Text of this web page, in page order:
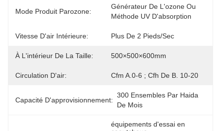
Mode Produit Parozone:
Générateur De L'ozone Ou
Méthode UV D'absorption
Vitesse D'air Intérieure: Plus De 2 Pieds/sec
À L'intérieur De La Taille: 500×500×600mm
Circulation D'air: Cfm A.0-6 ; Cfh De B. 10-20
Capacité D'approvisionnement:
300 Ensembles Par Haida
De Mois
équipements d'essai en